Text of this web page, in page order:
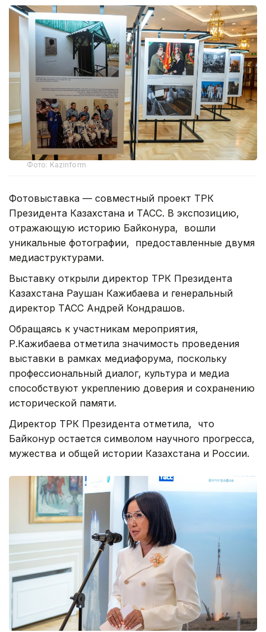
Фото: Kazinform
Фотовыставка — совместный проект ТРК
Президента Казахстана и ТАСС. В экспозицию,
отражающую историю Байконура, вошли
уникальные фотографии, предоставленные двумя
медиаструктурами.
Выставку открыли директор ТРК Президента
Казахстана Раушан Кажибаева и генеральный
директор ТАСС Андрей Кондрашов.
Обращаясь к участникам мероприятия,
Р.Кажибаева отметила значимость проведения
выставки в рамках медиафорума, поскольку
профессиональный диалог, культура и медиа
способствуют укреплению доверия и сохранению
исторической памяти.
Директор ТРК Президента отметила, что
Байконур остается символом научного прогресса,
мужества и общей истории Казахстана и России.